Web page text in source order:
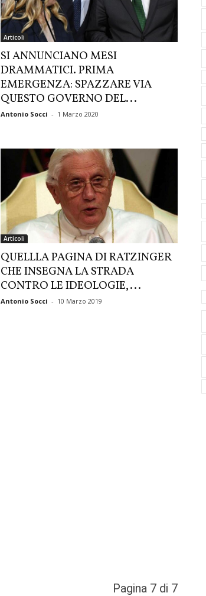
Articoli
SI ANNUNCIANO MESI
DRAMMATICI. PRIMA
EMERGENZA: SPAZZARE VIA
QUESTO GOVERNO DEL...
Antonio Socci - 1 Marzo 2020
Articoli
QUELLLA PAGINA DI RATZINGER
CHE INSEGNA LA STRADA
CONTRO LE IDEOLOGIE,...
Antonio Socci - 10 Marzo 2019
Pagina 7 di 7